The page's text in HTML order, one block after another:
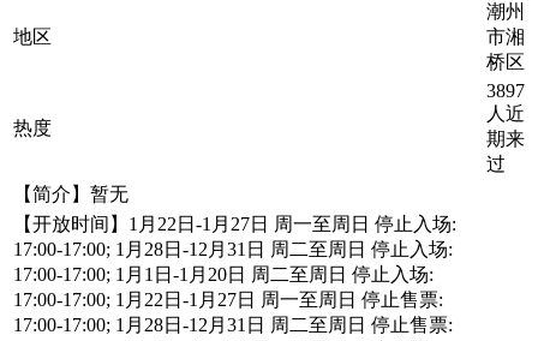
地区
潮州
市湘
桥区
热度
3897
人近
期来
过
【简介】暂无
【开放时间】1月22日-1月27日 周一至周日 停止入场:
17:00-17:00; 1月28日-12月31日 周二至周日 停止入场:
17:00-17:00; 1月1日-1月20日 周二至周日 停止入场:
17:00-17:00; 1月22日-1月27日 周一至周日 停止售票:
17:00-17:00; 1月28日-12月31日 周二至周日 停止售票: